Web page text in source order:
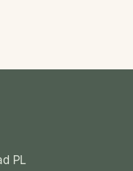
PL